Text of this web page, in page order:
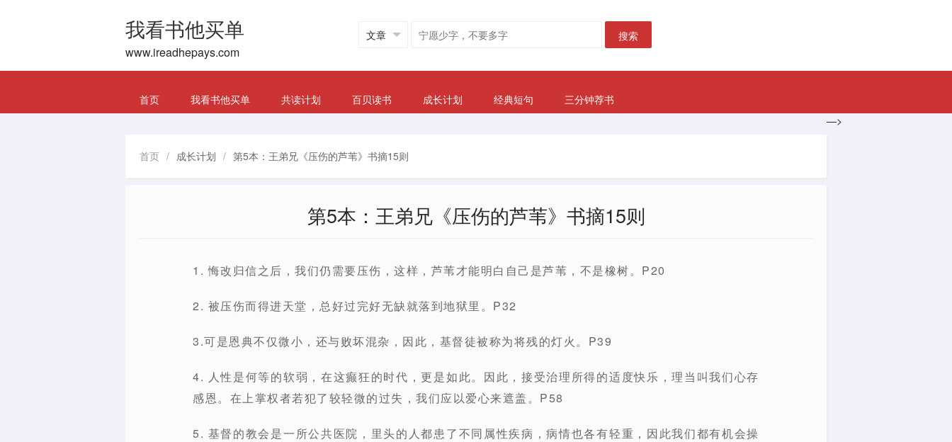
我看书他买单
www.ireadhepays.com
搜索
首页 我看书他买单 共读计划 百贝读书 成长计划 经典短句
三分钟荐书
—>
首页 / 成长计划 / 第5本：王弟兄《压伤的芦苇》书摘15则
第5本：王弟兄《压伤的芦苇》书摘15则
1. 悔改归信之后，我们仍需要压伤，这样，芦苇才能明白自己是芦苇，不是橡树。P20
2. 被压伤而得进天堂，总好过完好无缺就落到地狱里。P32
3.可是恩典不仅微小，还与败坏混杂，因此，基督徒被称为将残的灯火。P39
4. 人性是何等的软弱，在这癫狂的时代，更是如此。因此，接受治理所得的适度快乐，理当叫我们心存
感恩。在上掌权者若犯了较轻微的过失，我们应以爱心来遮盖。P58
5. 基督的教会是一所公共医院，里头的人都患了不同属性疾病，病情也各有轻重，因此我们都有机会操